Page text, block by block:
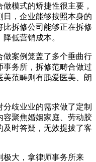
模式的矫捷性很主要，
，企业能够按照本身的
拆修公司能够正在拆修
低营销成本。
案例笼盖了多个垂曲行
事务所，拆修范畴合做过
美范畴则有鹏爱医美、朗
歧业业的需求做了定制
容聚焦婚姻家庭、劳动胶
时答疑，无效提拔了客
大，拿律师事务所来